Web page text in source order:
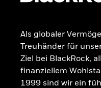
Als globaler
Treuhänder für
Ziel bei BlackRock,
finanziellem
1999 sind wir ein